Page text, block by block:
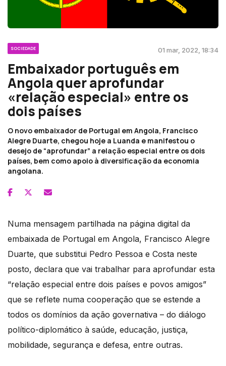
SOCIEDADE 01 mar, 2022, 18:34
Embaixador português em
Angola quer aprofundar
«relação especial» entre os
dois países
O novo embaixador de Portugal em Angola, Francisco
Alegre Duarte, chegou hoje a Luanda e manifestou o
desejo de “aprofundar” a relação especial entre os dois
países, bem como apoio à diversificação da economia
angolana.
Numa mensagem partilhada na página digital da
embaixada de Portugal em Angola, Francisco Alegre
Duarte, que substitui Pedro Pessoa e Costa neste
posto, declara que vai trabalhar para aprofundar esta
“relação especial entre dois países e povos amigos”
que se reflete numa cooperação que se estende a
todos os domínios da ação governativa – do diálogo
político-diplomático à saúde, educação, justiça,
mobilidade, segurança e defesa, entre outras.